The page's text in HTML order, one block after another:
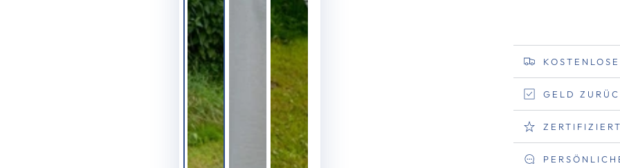
GELD